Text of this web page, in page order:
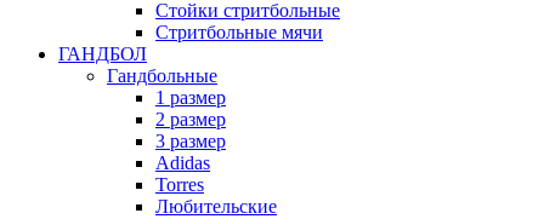
Стойки стритбольные
Стритбольные мячи
ГАНДБОЛ
Гандбольные
1 размер
2 размер
3 размер
Adidas
Torres
Любительские